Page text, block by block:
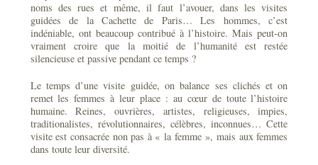
noms des rues et même, il faut l’avouer, dans les visites
guidées de la Cachette de Paris… Les hommes, c’est
indéniable, ont beaucoup contribué à l’histoire. Mais peut-on
vraiment croire que la moitié de l’humanité est restée
silencieuse et passive pendant ce temps ?
Le temps d’une visite guidée, on balance ses clichés et on
remet les femmes à leur place : au cœur de toute l’histoire
humaine. Reines, ouvrières, artistes, religieuses, impies,
traditionalistes, révolutionnaires, célèbres, inconnues… Cette
visite est consacrée non pas à « la femme », mais aux femmes
dans toute leur diversité.